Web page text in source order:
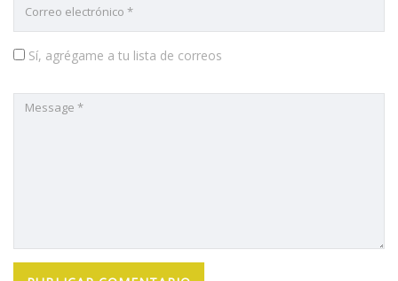
Sí, agrégame a tu lista de correos